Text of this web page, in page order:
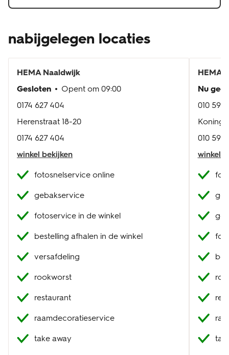
nabijgelegen locaties
HEMA Naaldwijk
Gesloten
Opent om 09:00
0174 627 404
Herenstraat 18-20
0174 627 404
winkel bekijken
fotosnelservice online
gebakservice
fotoservice in de winkel
bestelling afhalen in de winkel
versafdeling
rookworst
restaurant
raamdecoratieservice
take away
HEMA
Nu
010 592
010 592
winkel